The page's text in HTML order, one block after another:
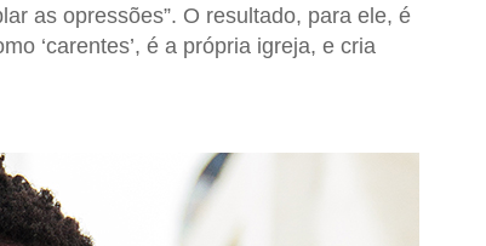
as opressões”. O resultado, para ele, é
‘carentes’, é a própria igreja, e cria